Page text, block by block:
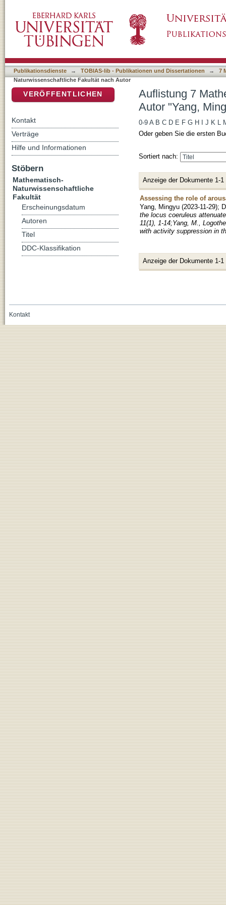
Publikationsdienste → TOBIAS-lib - Publikationen und Dissertationen →
7
Naturwissenschaftliche Fakultät nach Autor
Auflistung 7
Autor "Yang,
0-9 A B C D E F G H J K L
Oder geben Sie die ersten
Sortiert nach:
Anzeige der Dokumente 1-1
Assessing the role of
Yang, Mingyu (2023-11-29);
the locus coeruleus
11(1), 1‐14;Yang, M.,
with activity suppression in
Anzeige der Dokumente 1-1
VERÖFFENTLICHEN
Kontakt
Verträge
Hilfe und Informationen
Stöbern
Mathematisch-
Naturwissenschaftliche
Fakultät
Erscheinungsdatum
Autoren
Titel
DDC-Klassifikation
Kontakt